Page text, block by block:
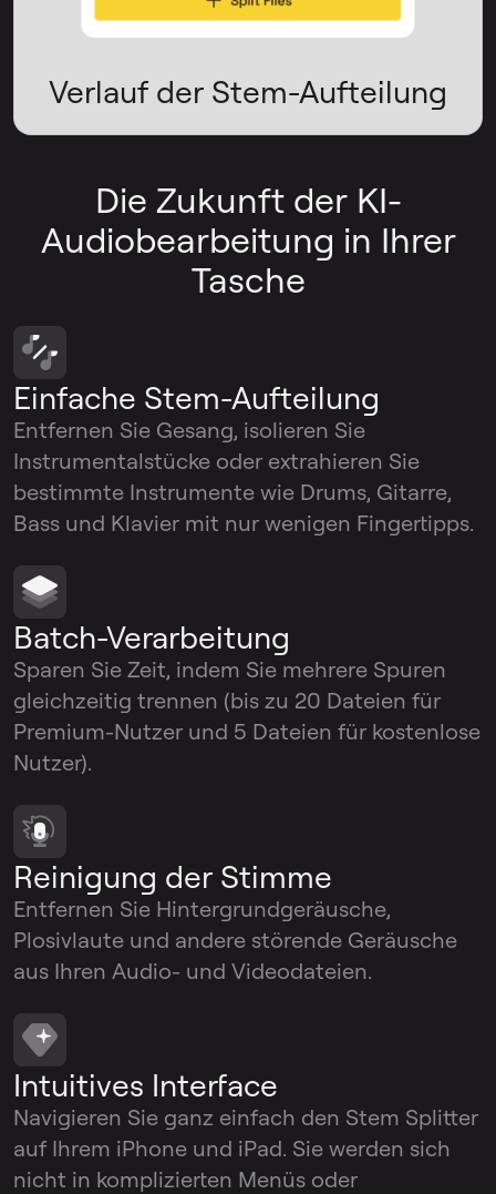
Verlauf der Stem-Aufteilung
Die Zukunft der KI-
Audiobearbeitung in Ihrer
Tasche
Einfache Stem-Aufteilung
Entfernen Sie Gesang, isolieren Sie
Instrumentalstücke oder extrahieren Sie
bestimmte Instrumente wie Drums, Gitarre,
Bass und Klavier mit nur wenigen Fingertipps.
Batch-Verarbeitung
Sparen Sie Zeit, indem Sie mehrere Spuren
gleichzeitig trennen (bis zu 20 Dateien für
Premium-Nutzer und 5 Dateien für kostenlose
Nutzer).
Reinigung der Stimme
Entfernen Sie Hintergrundgeräusche,
Plosivlaute und andere störende Geräusche
aus Ihren Audio- und Videodateien.
Intuitives Interface
Navigieren Sie ganz einfach den Stem Splitter
auf Ihrem iPhone und iPad. Sie werden sich
nicht in komplizierten Menüs oder